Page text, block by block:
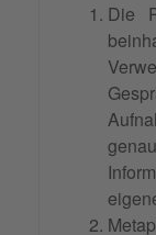
Die